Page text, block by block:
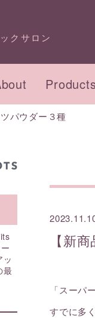
クサロン
Products
ボディケア
ボディ
パウダー３種
【新
「スーパ
すでに多
ッ
最